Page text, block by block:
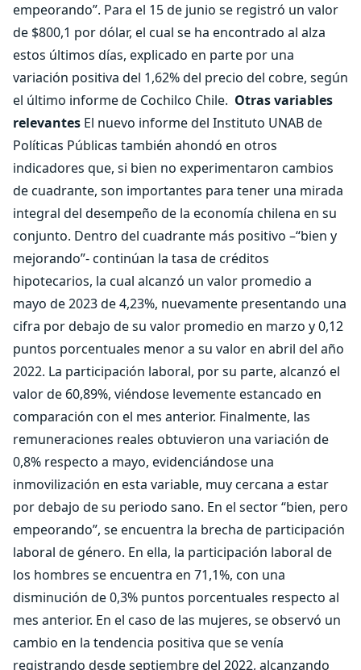
empeorando”. Para el 15 de junio se registró un valor
de $800,1 por dólar, el cual se ha encontrado al alza
estos últimos días, explicado en parte por una
variación positiva del 1,62% del precio del cobre, según
el último informe de Cochilco Chile. Otras variables
relevantes El nuevo informe del Instituto UNAB de
Políticas Públicas también ahondó en otros
indicadores que, si bien no experimentaron cambios
de cuadrante, son importantes para tener una mirada
integral del desempeño de la economía chilena en su
conjunto. Dentro del cuadrante más positivo –“bien y
mejorando”- continúan la tasa de créditos
hipotecarios, la cual alcanzó un valor promedio a
mayo de 2023 de 4,23%, nuevamente presentando una
cifra por debajo de su valor promedio en marzo y 0,12
puntos porcentuales menor a su valor en abril del año
2022. La participación laboral, por su parte, alcanzó el
valor de 60,89%, viéndose levemente estancado en
comparación con el mes anterior. Finalmente, las
remuneraciones reales obtuvieron una variación de
0,8% respecto a mayo, evidenciándose una
inmovilización en esta variable, muy cercana a estar
por debajo de su periodo sano. En el sector “bien, pero
empeorando”, se encuentra la brecha de participación
laboral de género. En ella, la participación laboral de
los hombres se encuentra en 71,1%, con una
disminución de 0,3% puntos porcentuales respecto al
mes anterior. En el caso de las mujeres, se observó un
cambio en la tendencia positiva que se venía
registrando desde septiembre del 2022, alcanzando